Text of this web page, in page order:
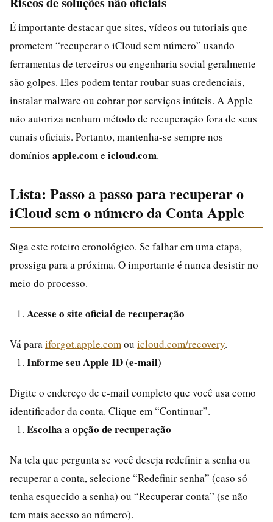
É importante destacar que sites, vídeos ou tutoriais que
prometem “recuperar o iCloud sem número” usando
ferramentas de terceiros ou engenharia social geralmente
são golpes. Eles podem tentar roubar suas credenciais,
instalar malware ou cobrar por serviços inúteis. A Apple
não autoriza nenhum método de recuperação fora de seus
canais oficiais. Portanto, mantenha-se sempre nos
domínios apple.come icloud.com.
Lista: Passo a passo para recuperar o
iCloud sem o número da Conta Apple
Siga este roteiro cronológico. Se falhar em uma etapa,
prossiga para a próxima. O importante é nunca desistir no
meio do processo.
Acesse o site oficial de recuperação
Vá para iforgot.apple.com ou icloud.com/recovery.
Informe seu Apple ID (e-mail)
Digite o endereço de e-mail completo que você usa como
identificador da conta. Clique em “Continuar”.
Escolha a opção de recuperação
Na tela que pergunta se você deseja redefinir a senha ou
recuperar a conta, selecione “Redefinir senha” (caso só
tenha esquecido a senha) ou “Recuperar conta” (se não
tem mais acesso ao número).